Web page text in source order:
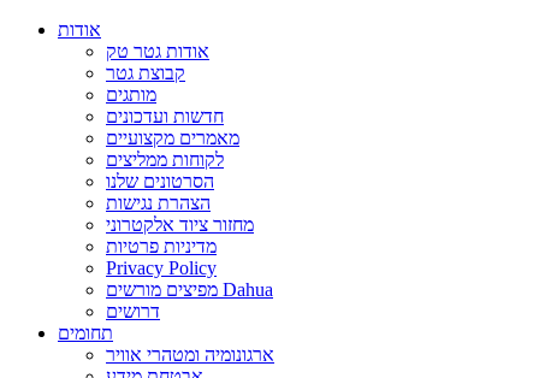
אודות
אודות גטר טק
קבוצת גטר
מותגים
חדשות ועדכונים
מאמרים מקצועיים
לקוחות ממליצים
הסרטונים שלנו
הצהרת נגישות
מחזור ציוד אלקטרוני
מדיניות פרטיות
Privacy Policy
מפיצים מורשים Dahua
דרושים
תחומים
ארגונומיה ומטהרי אוויר